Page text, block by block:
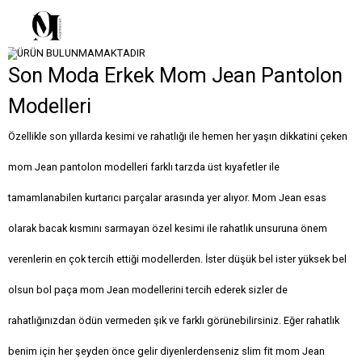
Son Moda Erkek Mom Jean Pantolon
Modelleri
Özellikle son yıllarda kesimi ve rahatlığı ile hemen her yaşın dikkatini çeken
mom Jean pantolon modelleri farklı tarzda üst kıyafetler ile
tamamlanabilen kurtarıcı parçalar arasında yer alıyor. Mom Jean esas
olarak bacak kısmını sarmayan özel kesimi ile rahatlık unsuruna önem
verenlerin en çok tercih ettiği modellerden. İster düşük bel ister yüksek bel
olsun bol paça mom Jean modellerini tercih ederek sizler de
rahatlığınızdan ödün vermeden şık ve farklı görünebilirsiniz. Eğer rahatlık
benim için her şeyden önce gelir diyenlerdenseniz slim fit mom Jean